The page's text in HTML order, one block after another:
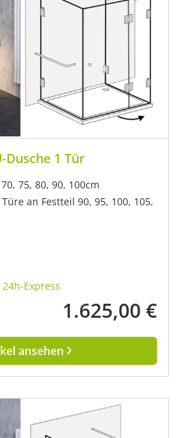
Dusche 1 Tür
75, 80, 90, 100cm
an Festteil 90, 95, 100, 105,
Express
Regulärer Preis:
1.625,00 €
ansehen